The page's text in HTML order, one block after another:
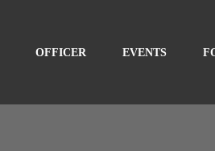
OFFICER EVENTS